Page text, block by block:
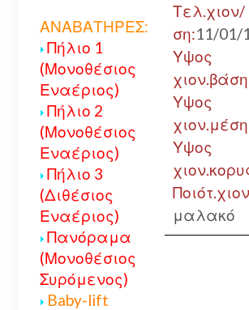
ΑΝΑΒΑΤΗΡΕΣ:
Πήλιο 1
(Μονοθέσιος
Εναέριος)
Πήλιο 2
(Μονοθέσιος
Εναέριος)
Πήλιο 3
(Διθέσιος
Εναέριος)
Πανόραμα
(Μονοθέσιος
Συρόμενος)
Baby-lift
Τελ.χιον/
ση:11/01/
Υψος
Υψος
Υψος
μαλακό